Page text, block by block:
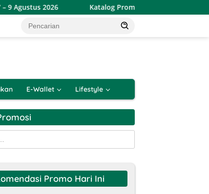
Katalog Promo JSM Alfamart Terbaru 7 – 9 Agustus
E-Wallet Lifestyle
Promo Hari Ini